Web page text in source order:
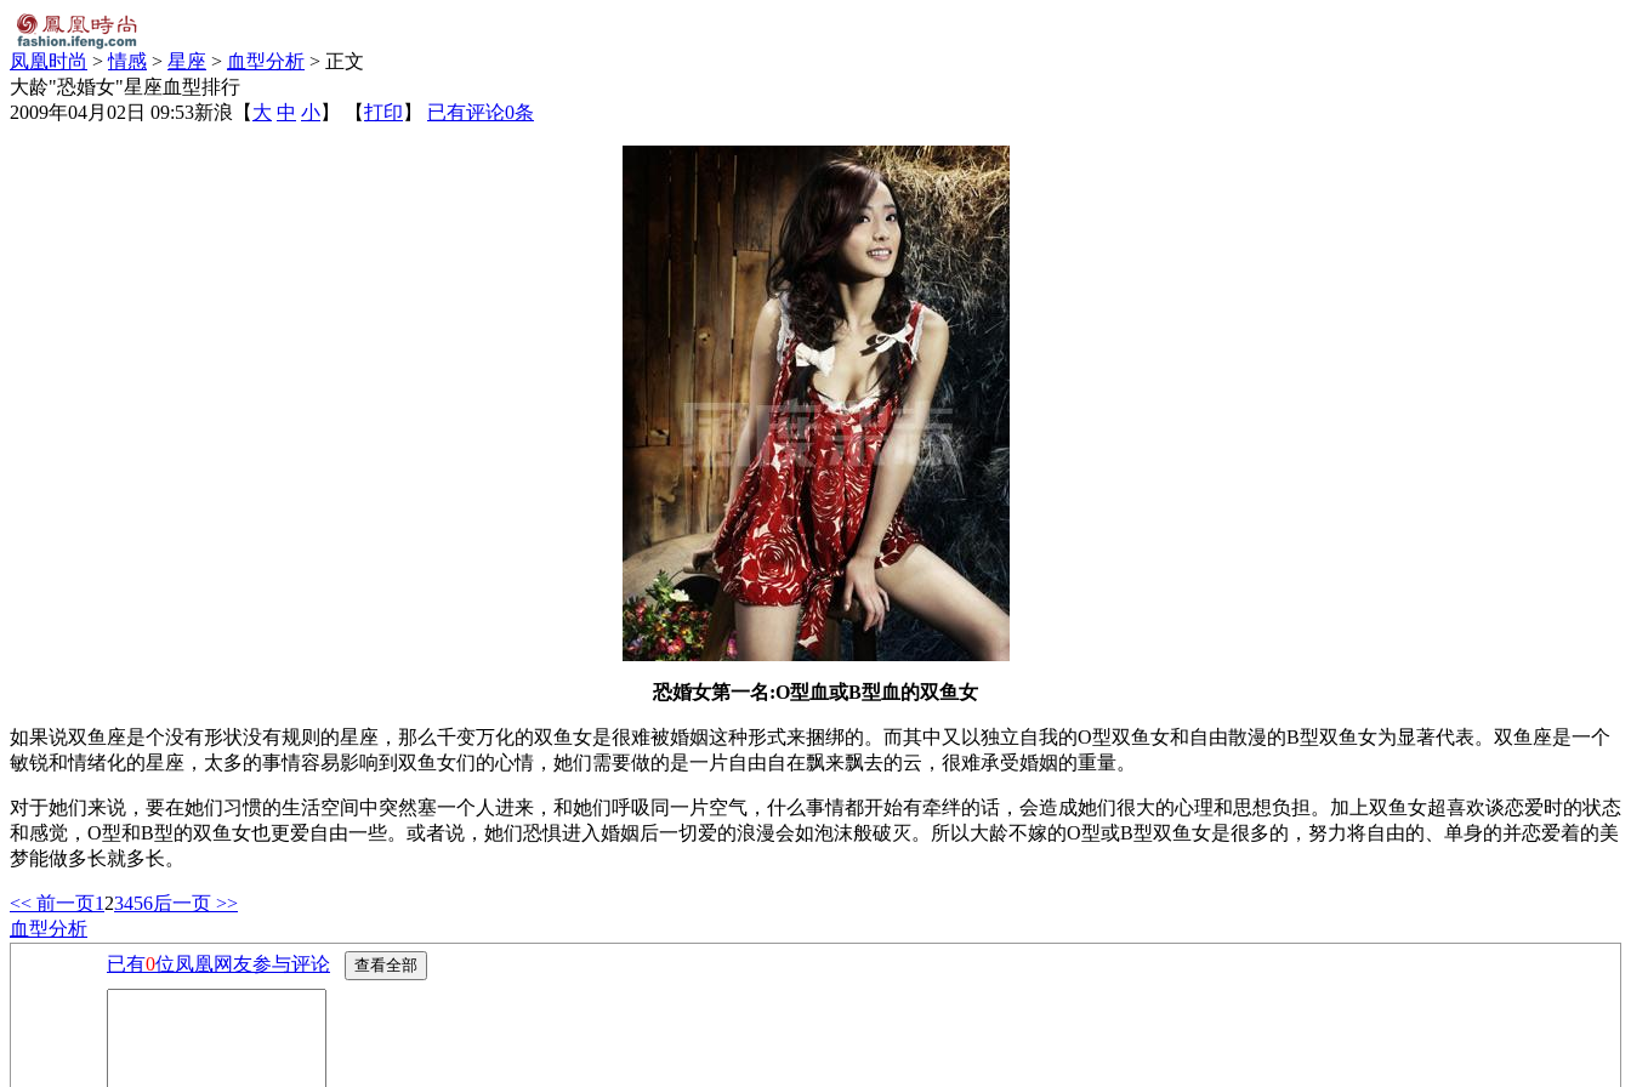
凤凰时尚 >情感 > 星座 > 血型分析 > 正文
大龄"恐婚女"星座血型排行
2009年04月02日 09:53新浪 【 大 中 小】 【打印 】 已有评论0条
恐婚女第一名:O型血或B型血的双鱼女
如果说双鱼座是个没有形状没有规则的星座，那么千变万化的双鱼女是很难被婚姻这种形式来捆绑的。而其中又以独立自我的O型双鱼女和自由散漫的B型双鱼女为显著代表。双鱼座是一个
敏锐和情绪化的星座，太多的事情容易影响到双鱼女们的心情，她们需要做的是一片自由自在飘来飘去的云，很难承受婚姻的重量。
对于她们来说，要在她们习惯的生活空间中突然塞一个人进来，和她们呼吸同一片空气，什么事情都开始有牵绊的话，会造成她们很大的心理和思想负担。加上双鱼女超喜欢谈恋爱时的状态
和感觉，O型和B型的双鱼女也更爱自由一些。或者说，她们恐惧进入婚姻后一切爱的浪漫会如泡沫般破灭。所以大龄不嫁的O型或B型双鱼女是很多的，努力将自由的、单身的并恋爱着的美
梦能做多长就多长。
<< 前一页1 23456后一页 >>
血型分析
已有0位凤凰网友参与评论